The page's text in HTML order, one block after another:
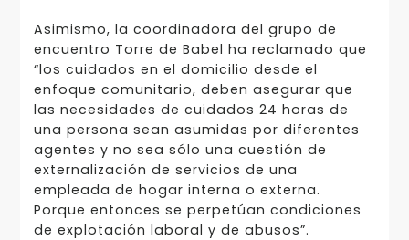
Asimismo, la coordinadora del grupo de
encuentro Torre de Babel ha reclamado que
“los cuidados en el domicilio desde el
enfoque comunitario, deben asegurar que
las necesidades de cuidados 24 horas de
una persona sean asumidas por diferentes
agentes y no sea sólo una cuestión de
externalización de servicios de una
empleada de hogar interna o externa.
Porque entonces se perpetúan condiciones
de explotación laboral y de abusos”.